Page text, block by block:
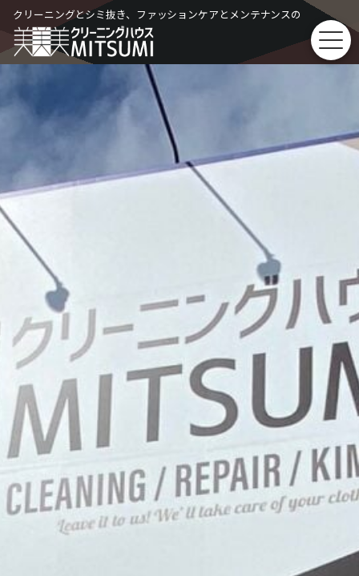
Skip
to
content
クリーニングとシミ抜き、ファッションケアとメンテナンスの